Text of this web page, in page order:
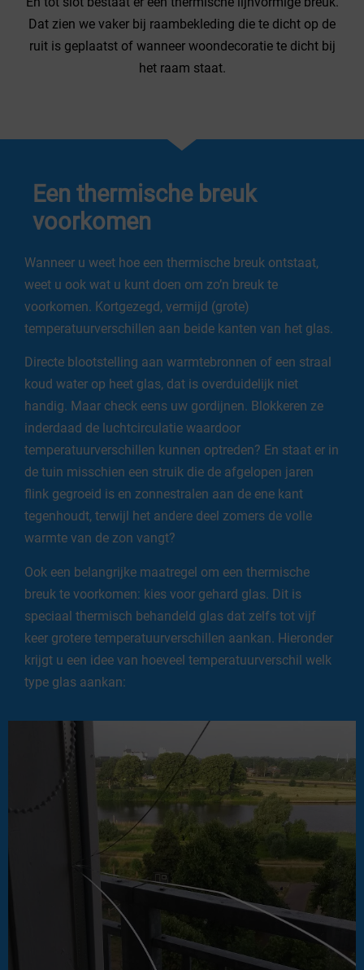
Dat zien we vaker bij raambekleding die te dicht op de
ruit is geplaatst of wanneer woondecoratie te dicht bij
het raam staat.
Een thermische breuk
voorkomen
Wanneer u weet hoe een thermische breuk ontstaat,
weet u ook wat u kunt doen om zo’n breuk te
voorkomen. Kortgezegd, vermijd (grote)
temperatuurverschillen aan beide kanten van het glas.
Directe blootstelling aan warmtebronnen of een straal
koud water op heet glas, dat is overduidelijk niet
handig. Maar check eens uw gordijnen. Blokkeren ze
inderdaad de luchtcirculatie waardoor
temperatuurverschillen kunnen optreden? En staat er in
de tuin misschien een struik die de afgelopen jaren
flink gegroeid is en zonnestralen aan de ene kant
tegenhoudt, terwijl het andere deel zomers de volle
warmte van de zon vangt?
Ook een belangrijke maatregel om een thermische
breuk te voorkomen: kies voor gehard glas. Dit is
speciaal thermisch behandeld glas dat zelfs tot vijf
keer grotere temperatuurverschillen aankan. Hieronder
krijgt u een idee van hoeveel temperatuurverschil welk
type glas aankan: